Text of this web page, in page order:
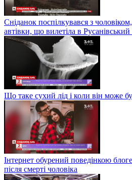
Сніданок поспілкувався з
автівки, що вилетіла в
Що таке сухий лід і коли він може
Інтернет обурений поведінкою
після смерті чоловіка